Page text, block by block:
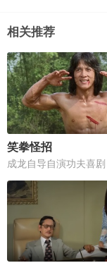
相关推荐
笑拳怪招
成龙自导自演功夫喜剧